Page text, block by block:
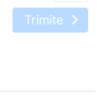
Trimite